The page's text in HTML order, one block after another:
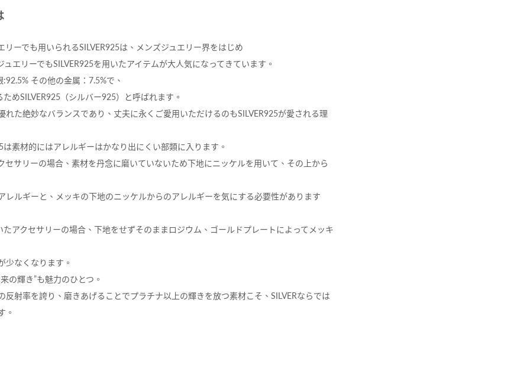
リーでも用いられるSILVER925は、メンズジュエリー界をはじめ
ュエリーでもSILVER925を用いたアイテムが大人気になってきています。
その他の金属：7.5%で、
めSILVER925（シルバー925）と呼ばれます。
れた絶妙なバランスであり、丈夫に永くご愛用いただけるのもSILVER925が愛される理
素材的にはアレルギーはかなり出にくい部類に入ります。
セサリーの場合、素材を丹念に磨いていないため下地にニッケルを用いて、その上から
レルギーと、メッキの下地のニッケルからのアレルギーを気にする必要性があります
アクセサリーの場合、下地をせずそのままロジウム、ゴールドプレートによってメッキ
少なくなります。
の輝き”も魅力のひとつ。
反射率を誇り、磨きあげることでプラチナ以上の輝きを放つ素材こそ、SILVERならでは
。